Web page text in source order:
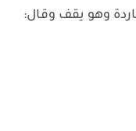
وهو يقف وقال: